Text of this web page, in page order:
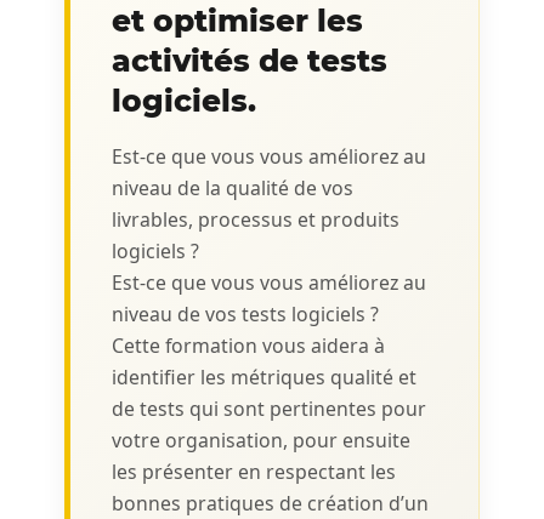
et optimiser les
activités de tests
logiciels.
Est-ce que vous vous améliorez au
niveau de la qualité de vos
livrables, processus et produits
logiciels ?
Est-ce que vous vous améliorez au
niveau de vos tests logiciels ?
Cette formation vous aidera à
identifier les métriques qualité et
de tests qui sont pertinentes pour
votre organisation, pour ensuite
les présenter en respectant les
bonnes pratiques de création d’un